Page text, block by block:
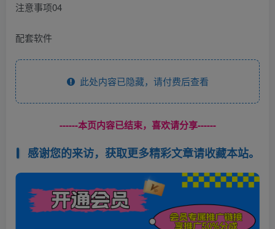
注意事项04
配套软件
此处内容已隐藏，请付费后查看
------本页内容已结束，喜欢请分享------
感谢您的来访，获取更多精彩文章请收藏本站。